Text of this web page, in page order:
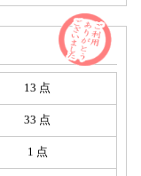
13 点
33 点
1 点